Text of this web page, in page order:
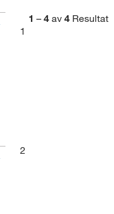
1 – 4 av 4 Resultat
1
2